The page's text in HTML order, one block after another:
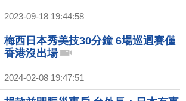
2023-09-18 19:44:58
梅西日本秀美技30分鐘 6場巡迴賽僅
香港沒出場
2024-02-08 19:47:51